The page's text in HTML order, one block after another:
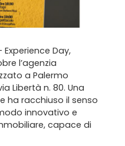
Day,
l’agenzia
a Palermo
Libertà n. 80. Una
ha racchiuso il senso
innovativo e
capace di